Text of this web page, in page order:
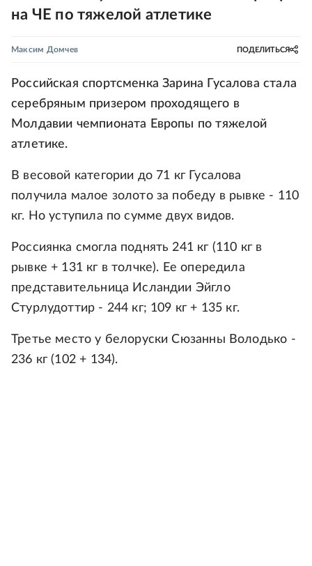
на ЧЕ по тяжелой атлетике
Максим Домчев ПОДЕЛИТЬСЯ
Российская спортсменка Зарина Гусалова стала
серебряным призером проходящего в
Молдавии чемпионата Европы по тяжелой
атлетике.
В весовой категории до 71 кг Гусалова
получила малое золото за победу в рывке - 110
кг. Но уступила по сумме двух видов.
Россиянка смогла поднять 241 кг (110 кг в
рывке + 131 кг в толчке). Ее опередила
представительница Исландии Эйгло
Стурлудоттир - 244 кг; 109 кг + 135 кг.
Третье место у белоруски Сюзанны Володько -
236 кг (102 + 134).